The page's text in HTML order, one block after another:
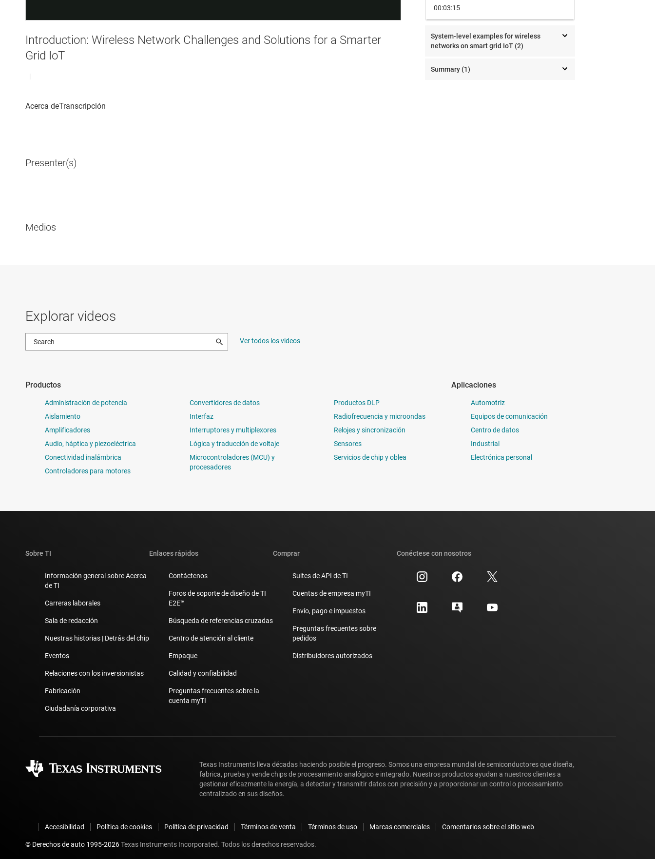
Introduction: Wireless Network Challenges and Solutions for a Smarter
Grid IoT
|
Presenter(s)
Medios
00:03:15
System-level examples for wireless
networks on smart grid IoT (2)
Summary (1)
Explorar videos
Ver todos los videos
Productos
Administración de potencia
Aislamiento
Amplificadores
Audio, háptica y piezoeléctrica
Conectividad inalámbrica
Controladores para motores
Convertidores de datos
Interfaz
Interruptores y multiplexores
Lógica y traducción de voltaje
Microcontroladores (MCU) y
procesadores
Productos DLP
Radiofrecuencia y microondas
Relojes y sincronización
Sensores
Servicios de chip y oblea
Aplicaciones
Automotriz
Equipos de comunicación
Centro de datos
Industrial
Electrónica personal
Sobre TI
Información general sobre Acerca
de TI
Carreras laborales
Sala de redacción
Nuestras historias | Detrás del chip
Eventos
Relaciones con los inversionistas
Fabricación
Ciudadanía corporativa
Enlaces rápidos
Contáctenos
Foros de soporte de diseño de TI
E2E™
Búsqueda de referencias cruzadas
Centro de atención al cliente
Empaque
Calidad y confiabilidad
Preguntas frecuentes sobre la
cuenta myTI
Comprar
Suites de API de TI
Cuentas de empresa myTI
Envío, pago e impuestos
Preguntas frecuentes sobre
pedidos
Distribuidores autorizados
Conéctese con nosotros
Texas Instruments lleva décadas haciendo posible el progreso. Somos una empresa mundial de semiconductores que diseña,
fabrica, prueba y vende chips de procesamiento analógico e integrado. Nuestros productos ayudan a nuestros clientes a
gestionar eficazmente la energía, a detectar y transmitir datos con precisión y a proporcionar un control o procesamiento
centralizado en sus diseños.
Accesibilidad Política de cookies Política de privacidad Términos de venta Términos de uso Marcas comerciales Comentarios sobre el sitio web
© Derechos de auto 1995-2026Texas Instruments Incorporated. Todos los derechos reservados.